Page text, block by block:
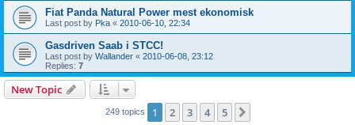
Fiat Panda Natural Power mest ekonomisk
Last post by Pka « 2010-06-10, 22:34
Gasdriven Saab i STCC!
Last post by Wallander « 2010-06-08, 23:12
Replies: 7
New Topic
249 topics 1 2 3 4 5